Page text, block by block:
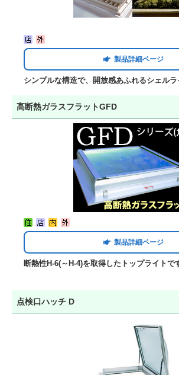
製品詳細ページ
シンプルな構造で、開放感あふれるシェルラ
高断熱ガラスフラットGFD
製品詳細ページ
断熱性H-6(～H-4)を取得したトップライトで
点検口ハッチ D